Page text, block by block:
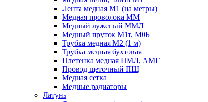
Лента медная М1 (на метры)
Медная проволока ММ
Медный луженый ММЛ
Медный пруток М1т, М0Б
Трубка медная М2 (1 м)
Трубка медная бухтовая
Плетенка медная ПМЛ, АМГ
Провод щеточный ПЩ
Медная сетка
Медные радиаторы
Латунь